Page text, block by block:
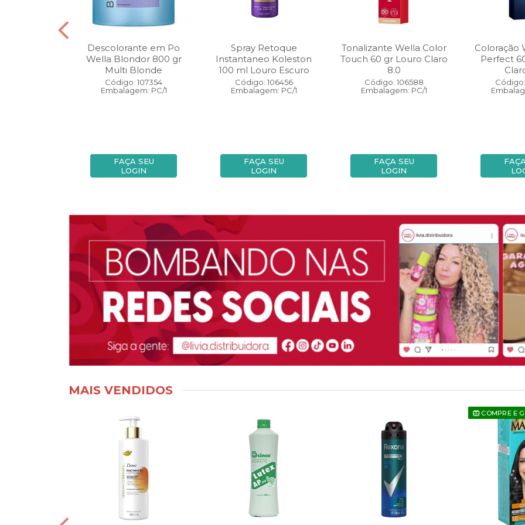
Descolorante em Po
Wella Blondor 800 gr
Multi Blonde
Código: 107354
Embalagem: PC/1
FAÇA SEU
LOGIN
Spray Retoque
Instantaneo Koleston
100 ml Louro Escuro
Código: 106456
Embalagem: PC/1
FAÇA SEU
LOGIN
Tonalizante Wella Color
Touch 60 gr Louro Claro
8.0
Código: 106588
Embalagem: PC/1
FAÇA SEU
LOGIN
Coloração
Perfect
MAIS VENDIDOS
COMPRE E